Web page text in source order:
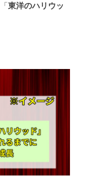
東洋のハリウッ